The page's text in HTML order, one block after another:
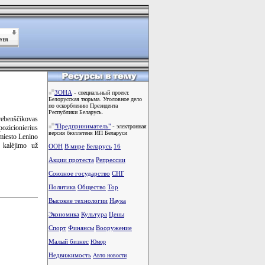
Lenino
kalėjimo už
ЗОНА - специальный проект.
Белорусская тюрьма. Уголовное дело
по оскорблению Президента
Республики Беларусь.
"Предприниматель" - электронная
версия бюллетеня ИП Беларуси
ООН В мире Беларусь 16
Акции протеста Репрессии
Союзное государство СНГ
Политика Общество Тоp
Высокие технологии Наука
Экономика Культура Цены
Спорт Финансы Вооружение
Малый бизнес Юмор
Недвижимость Авто новости